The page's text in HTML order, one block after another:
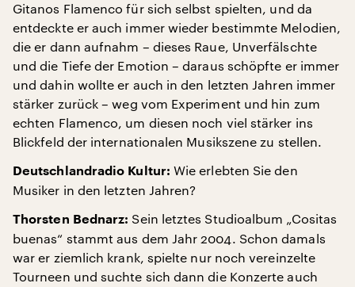
Gitanos Flamenco für sich selbst spielten, und da
entdeckte er auch immer wieder bestimmte Melodien,
die er dann aufnahm – dieses Raue, Unverfälschte
und die Tiefe der Emotion – daraus schöpfte er immer
und dahin wollte er auch in den letzten Jahren immer
stärker zurück – weg vom Experiment und hin zum
echten Flamenco, um diesen noch viel stärker ins
Blickfeld der internationalen Musikszene zu stellen.
Deutschlandradio Kultur: Wie erlebten Sie den
Musiker in den letzten Jahren?
Thorsten Bednarz: Sein letztes Studioalbum „Cositas
buenas“ stammt aus dem Jahr 2004. Schon damals
war er ziemlich krank, spielte nur noch vereinzelte
Tourneen und suchte sich dann die Konzerte auch